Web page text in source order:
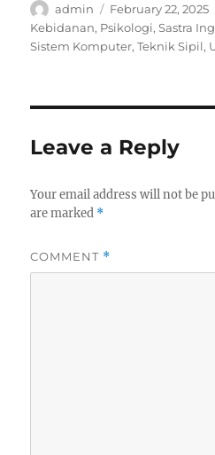
Author
admin
Posted
on
February 22, 2025
Kebidanan, Psikologi,Sastra
Sistem Komputer,Teknik Sipil,
Leave a Reply
Your email address will not be
are marked *
COMMENT *